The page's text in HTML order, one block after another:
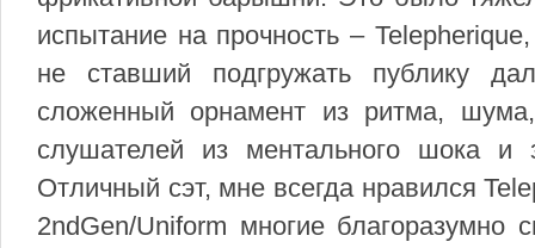
испытание на прочность –
не ставший подгружать публику
сложенный орнамент из ритма,
слушателей из ментального шока и
Отличный сэт, мне всегда нравился
2ndGen/Uniform многие